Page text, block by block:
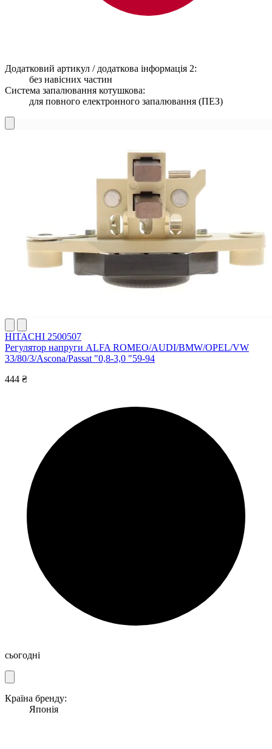
Додатковий артикул / додаткова інформація 2:
без навісних частин
Система запалювання котушкова:
для повного електронного запалювання (ПЕЗ)
HITACHI 2500507
Регулятор напруги ALFA ROMEO/AUDI/BMW/OPEL/VW
33/80/3/Ascona/Passat "0,8-3,0 "59-94
444 ₴
сьогодні
Країна бренду:
Японія